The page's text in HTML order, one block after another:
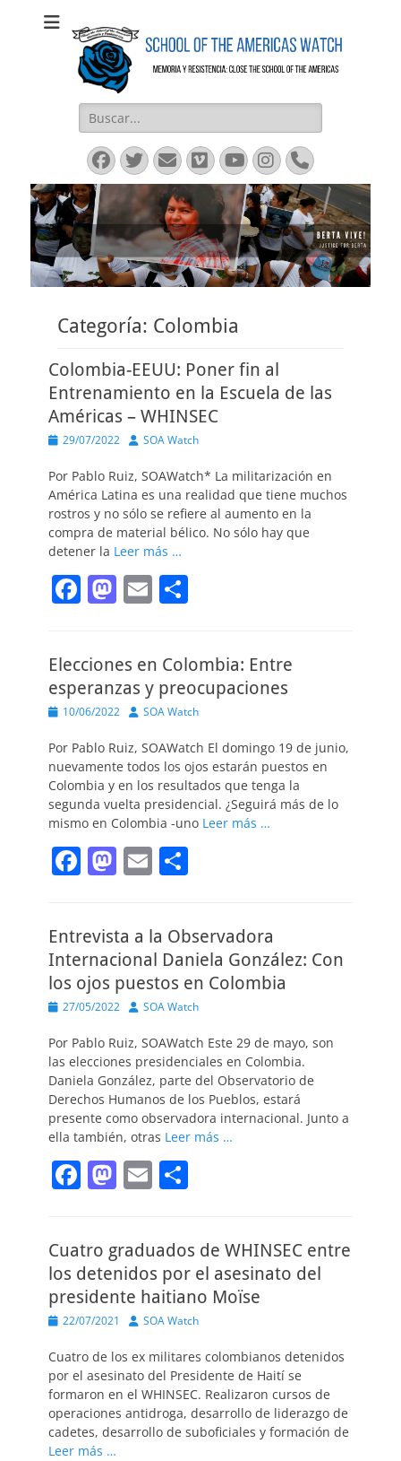
SOAW
SOAW
Buscar:
Facebook
Twitter
EmailVimeoYouTube
Instagram
Phone
Categoría: Colombia
Colombia-EEUU: Poner fin al
Entrenamiento en la Escuela de las
Américas – WHINSEC
Publicado
29/07/2022 AutorSOA Watch
Por Pablo Ruiz, SOAWatch* La militarización en
América Latina es una realidad que tiene muchos
rostros y no sólo se refiere al aumento en la
compra de material bélico. No sólo hay que
detener la Leer más …
F
e
b
o
o
k
M
o
d
o
n
E
l p
ar
tir
Elecciones en Colombia: Entre
esperanzas y preocupaciones
Publicado
10/06/2022 AutorSOA Watch
Por Pablo Ruiz, SOAWatch El domingo 19 de junio,
nuevamente todos los ojos estarán puestos en
Colombia y en los resultados que tenga la
segunda vuelta presidencial. ¿Seguirá más de lo
mismo en Colombia -uno Leer más …
F
e
b
o
o
k
M
o
d
o
n
E
l p
ar
tir
Entrevista a la Observadora
Internacional Daniela González: Con
los ojos puestos en Colombia
Publicado
27/05/2022 AutorSOA Watch
Por Pablo Ruiz, SOAWatch Este 29 de mayo, son
las elecciones presidenciales en Colombia.
Daniela González, parte del Observatorio de
Derechos Humanos de los Pueblos, estará
presente como observadora internacional. Junto a
ella también, otras Leer más …
F
e
b
o
o
k
M
o
d
o
n
E
l p
ar
tir
Cuatro graduados de WHINSEC entre
los detenidos por el asesinato del
presidente haitiano Moïse
Publicado
22/07/2021 AutorSOA Watch
Cuatro de los ex militares colombianos detenidos
por el asesinato del Presidente de Haití se
formaron en el WHINSEC. Realizaron cursos de
operaciones antidroga, desarrollo de liderazgo de
cadetes, desarrollo de suboficiales y formación de
Leer más …